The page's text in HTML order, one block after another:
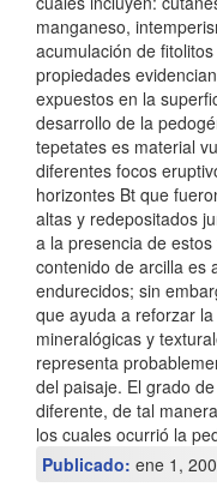
c
i
p
a
l
d
e
l
a
r
t
í
manganeso,
acumulación de
propiedades
expuestos en la
desarrollo de la
tepetates es material
diferentes focos
horizontes Bt que
altas y redepositados
a la presencia de
contenido de arcilla es
endurecidos; sin
que ayuda a reforzar
mineralógicas y
representa
del paisaje. El grado
diferente, de tal
los cuales ocurrió la
Publicado: ene 1,